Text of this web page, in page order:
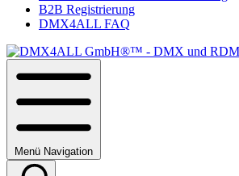
B2B Registrierung
DMX4ALL FAQ
Menü Navigation